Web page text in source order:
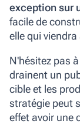
exception sur
facile de
elle qui viendra
N'hésitez pas
drainent un
cible et les
stratégie peut
effet avoir une